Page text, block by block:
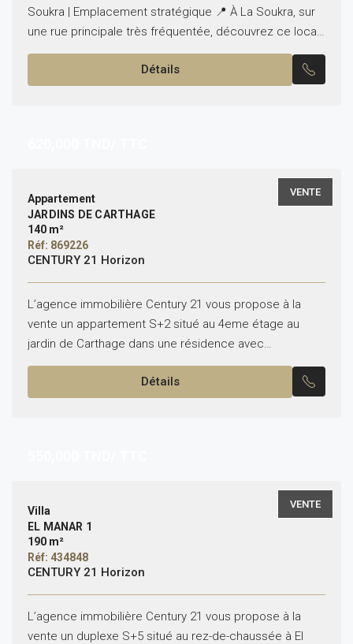
Soukra | Emplacement stratégique 📍 À La Soukra, sur
une rue principale très fréquentée, découvrez ce local
commercial de 100 m², idéal pour...
Détails
VENTE
Appartement
JARDINS DE CARTHAGE
140 m²
Réf: 869226
CENTURY 21 Horizon
L’agence immobilière Century 21 vous propose à la
vente un appartement S+2 situé au 4eme étage au
jardin de Carthage dans une résidence avec
ascensseur. ✨ l’appartement se compose de * Un...
Détails
VENTE
Villa
EL MANAR 1
190 m²
Réf: 434848
CENTURY 21 Horizon
L’agence immobilière Century 21 vous propose à la
vente un duplexe S+5 situé au rez-de-chaussée à El